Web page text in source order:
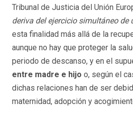
Tribunal de Justicia del Unión
deriva del ejercicio simultáneo
esta finalidad más allá de la
aunque no hay que proteger la
periodo de descanso, y en el
entre madre e hijo o, según el
dichas relaciones han de ser
maternidad, adopción y